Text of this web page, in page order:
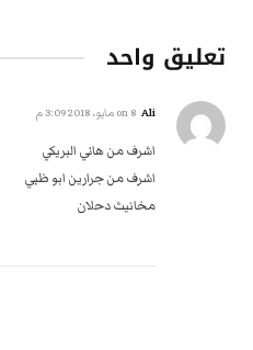
تعليق واحد
Ali 8 مايو، 2018 3:09 م
اشرف من هاني البريكي
اشرف من جرارين ابو ظبي
مخانيث دحلان